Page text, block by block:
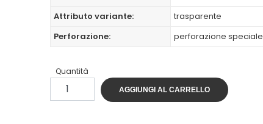
Attributo variante:
trasparente
Perforazione:
perforazione speciale
Quantità
AGGIUNGI AL CARRELLO